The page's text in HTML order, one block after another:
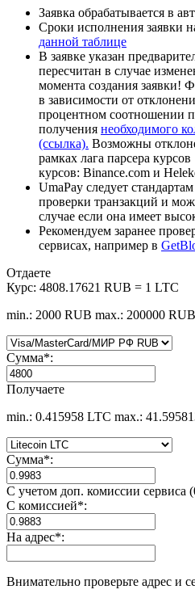
Заявка обрабатывается в
Сроки исполнения заявки
данной таблице
В заявке указан
пересчитан в случае
момента создания заявки!
в зависимости от
процентном соотношении
получения необходимого
(ссылка). Возможны
рамках лага парсера
курсов: Binance.com и
UmaPay следует
проверки транзакций и
случае если она имеет
Рекомендуем заранее
сервисах, например в
Отдаете
Курс: 4808.17621 RUB = 1 LTC
min.: 2000 RUB max.: 200000 RUB
Сумма*:
Получаете
min.: 0.415958 LTC max.:
Сумма*:
С учетом доп. комиссии сервиса
С комиссией*:
На адрес*:
Внимательно проверьте адрес и